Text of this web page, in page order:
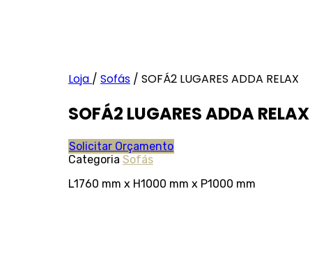
Loja / Sofás / SOFÁ2 LUGARES ADDA RELAX
SOFÁ2 LUGARES ADDA RELAX
Solicitar Orçamento
Categoria Sofás
L1760 mm x H1000 mm x P1000 mm